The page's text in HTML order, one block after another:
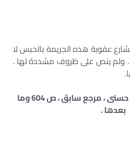
عقوبة هذه الجريمة بالحبس لا
. ولم ينص على ظروف مشددة لها .
(1) ، (2) د/ محمود نجيب حسنى ، مرجع سابق ، ص 604 وما
بعدها .